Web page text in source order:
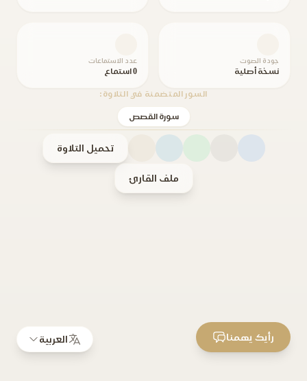
جودة الصوت
نسخة أصلية
عدد الاستماعات
0 استماع
السور المتضمنة في التلاوة:
سورة القصص
تحميل التلاوة
ملف القارئ
العربية رأيك يهمنا